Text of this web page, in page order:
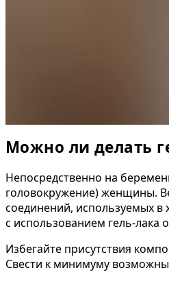
Можно ли делать
Непосредственно на
головокружение) женщины.
соединений, используемых
с использованием гель-лака
Избегайте присутствия
Свести к минимуму